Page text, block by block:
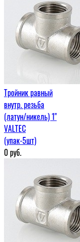
Тройник равный
внутр. резьба
(латун/никель) 1"
VALTEC
(упак-5шт)
0руб.